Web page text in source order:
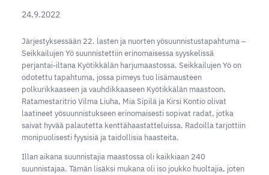
24.9.2022
Järjestyksessään 22. lasten ja nuorten yösuunnistustapahtuma ‒
Seikkailujen Yö suunnistettiin erinomaisessa syyskelissä
perjantai-iltana Kyötikkälän harjumaastossa. Seikkailujen Yö on
odotettu tapahtuma, jossa pimeys tuo lisämausteen
polkurikkaaseen ja vauhdikkaaseen Kyötikkälän maastoon.
Ratamestaritrio Vilma Liuha, Mia Sipilä ja Kirsi Kontio olivat
laatineet yösuunnistukseen erinomaisesti sopivat radat, jotka
saivat hyvää palautetta kenttähaastatteluissa. Radoilla tarjottiin
monipuolisesti fyysisiä ja taidollisia haasteita.
Illan aikana suunnistajia maastossa oli kaikkiaan 240
suunnistajaa. Tämän lisäksi mukana oli iso joukko huoltajia, joten